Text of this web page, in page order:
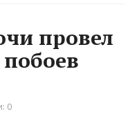
провел
0